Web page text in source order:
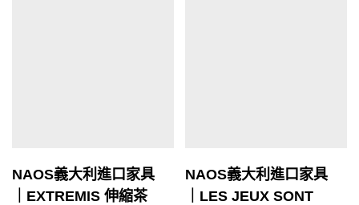
NAOS義大利進口家具
｜EXTREMIS 伸縮茶
NAOS義大利進口家具
｜LES JEUX SONT